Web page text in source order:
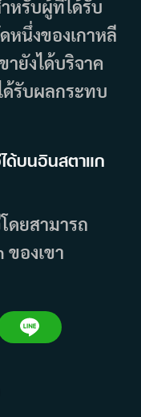
หรับผู้ที่ได้รับ
หนึ่งของเกาหลี
ายังได้บริจาค
ด้รับผลกระทบ
ด้บนอินสตาแก
ดยสามารถ
องเขา